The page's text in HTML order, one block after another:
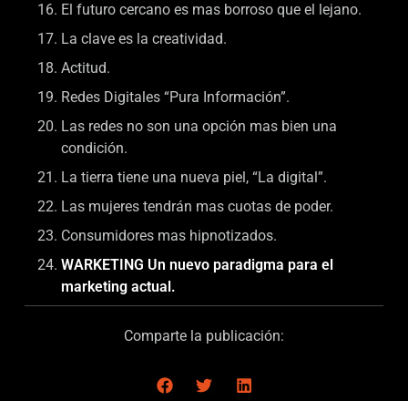
El futuro cercano es mas borroso que el lejano.
La clave es la creatividad.
Actitud.
Redes Digitales “Pura Información”.
Las redes no son una opción mas bien una
condición.
La tierra tiene una nueva piel, “La digital”.
Las mujeres tendrán mas cuotas de poder.
Consumidores mas hipnotizados.
WARKETING Un nuevo paradigma para el
marketing actual.
Comparte la publicación: